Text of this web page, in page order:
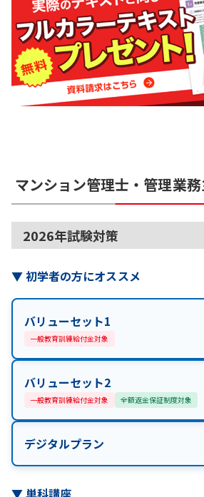
マンション管理士・管理業
2026年試験対策
▼初学者の方にオススメ
バリューセット1
一般教育訓練給付金対象
バリューセット2
一般教育訓練給付金対象 全額返金保証制度対象
デジタルプラン